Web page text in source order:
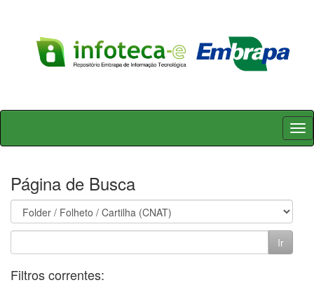
Skip
Página de Busca
Filtros correntes: